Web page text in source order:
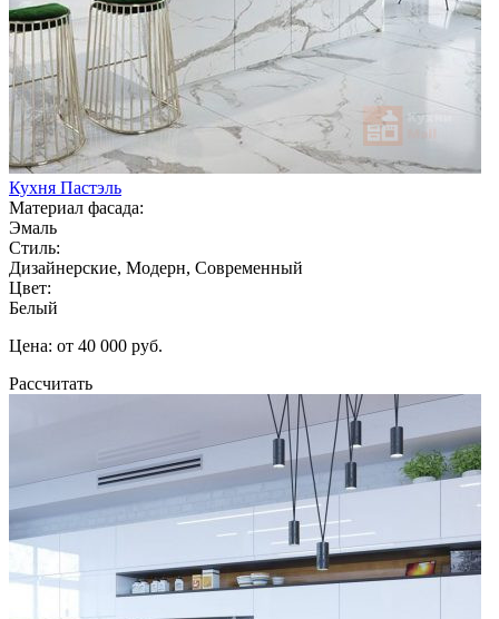
Кухня Пастэль
Материал фасада:
Эмаль
Стиль:
Дизайнерские, Модерн, Современный
Цвет:
Белый
Цена: от 40 000 руб.
Рассчитать